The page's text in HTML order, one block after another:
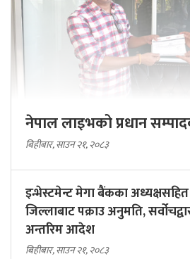
नेपाल लाइभको प्रधान
बिहीबार, साउन २१, २०८३
इन्भेस्टमेन्ट मेगा बैंकका
जिल्लाबाट पक्राउ अनुमति,
अन्तरिम आदेश
बिहीबार, साउन २१, २०८३